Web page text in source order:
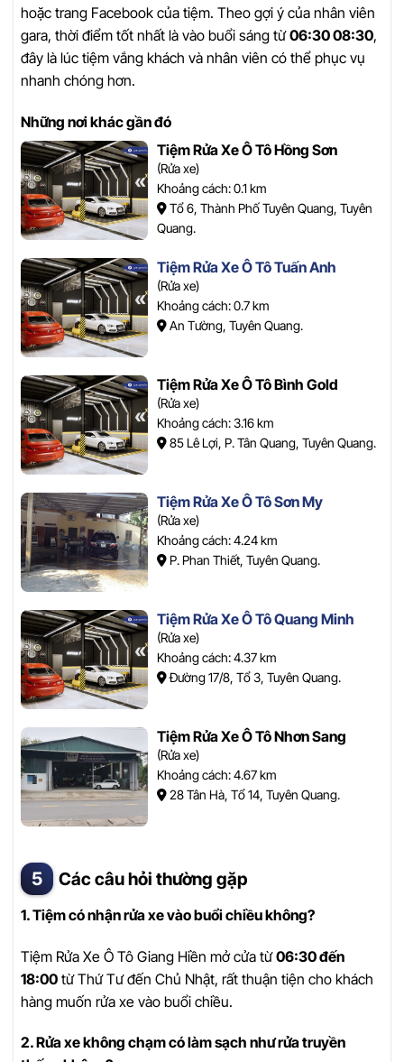
hoặc trang Facebook của tiệm. Theo gợi ý của nhân viên
gara, thời điểm tốt nhất là vào buổi sáng từ06:30 08:30,
đây là lúc tiệm vắng khách và nhân viên có thể phục vụ
nhanh chóng hơn.
Những nơi khác gần đó
Tiệm Rửa Xe Ô Tô Hồng Sơn
(Rửa xe)
Khoảng cách: 0.1 km
Tổ 6, Thành Phố Tuyên Quang, Tuyên
Quang.
Tiệm Rửa Xe Ô Tô Tuấn Anh
(Rửa xe)
Khoảng cách: 0.7 km
An Tường, Tuyên Quang.
Tiệm Rửa Xe Ô Tô Bình Gold
(Rửa xe)
Khoảng cách: 3.16 km
85 Lê Lợi, P. Tân Quang, Tuyên Quang.
Tiệm Rửa Xe Ô Tô Sơn My
(Rửa xe)
Khoảng cách: 4.24 km
P. Phan Thiết, Tuyên Quang.
Tiệm Rửa Xe Ô Tô Quang Minh
(Rửa xe)
Khoảng cách: 4.37 km
Đường 17/8, Tổ 3, Tuyên Quang.
Tiệm Rửa Xe Ô Tô Nhơn Sang
(Rửa xe)
Khoảng cách: 4.67 km
28 Tân Hà, Tổ 14, Tuyên Quang.
Các câu hỏi thường gặp
1. Tiệm có nhận rửa xe vào buổi chiều không?
Tiệm Rửa Xe Ô Tô Giang Hiền mở cửa từ06:30 đến
18:00 từ Thứ Tư đến Chủ Nhật, rất thuận tiện cho khách
hàng muốn rửa xe vào buổi chiều.
2. Rửa xe không chạm có làm sạch như rửa truyền